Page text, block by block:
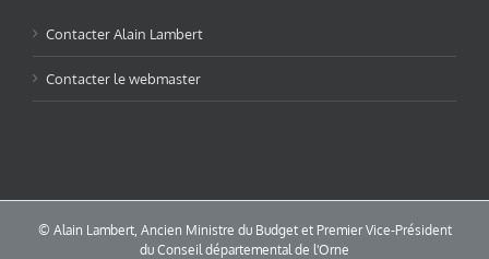
Contacter Alain Lambert
Contacter le webmaster
© Alain Lambert, Ancien Ministre du Budget et Premier Vice-Président
du Conseil départemental de l'Orne